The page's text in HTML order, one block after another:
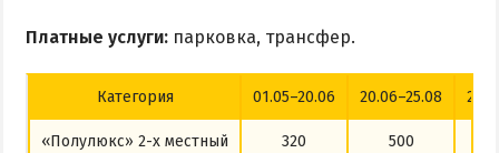
Платные услуги: парковка, трансфер.
Категория 01.05–20.06 20.06–25.08
«Полулюкс» 2-х местный 320 500